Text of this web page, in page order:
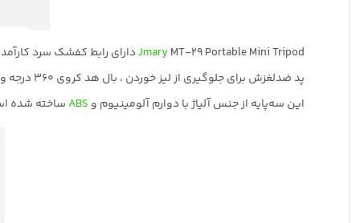
JmaryMT-29 Portable Mini Tripod دارای رابط کفشک سرد کارآمد برای اتصال به نورهای مصنوعی یا میکروفون و… است.
پد ضدلغزش برای جلوگیری از لیز خوردن ، بال هد کروی 360 درجه و بدنه لوله ای شکل جمع شونده نیز دارد.
این سه‌پایه از جنس آلیاژ با دوارم آلومینیوم و
ساخته شده